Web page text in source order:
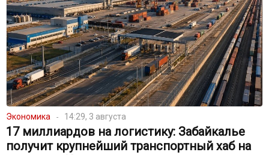
Экономика 14:29, 3 августа
17 миллиардов на логистику: Забайкалье
получит крупнейший транспортный хаб на